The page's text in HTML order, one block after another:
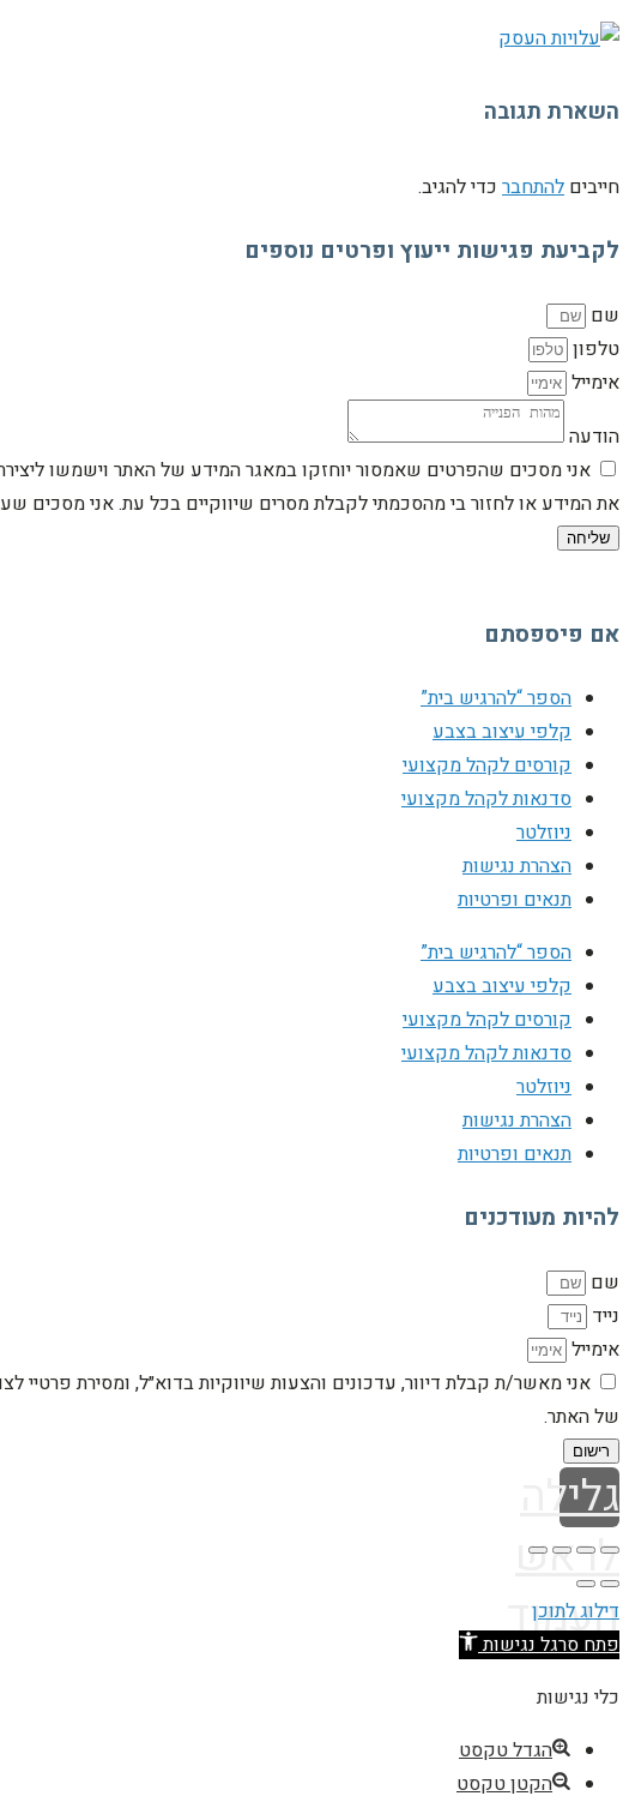
השארת תגובה
חייבים להתחבר כדי להגיב.
לקביעת פגישות ייעוץ ופרטים נוספים
שם
טלפון
אימייל
הודעה
אני מסכים שהפרטים שאמסור יוחזקו במאגר המידע של האתר וישמשו
את המידע או לחזור בי מהסכמתי לקבלת מסרים שיווקיים בכל עת. אני מסכים
שליחה
אם פיספסתם
הספר “להרגיש בית”
קלפי עיצוב בצבע
קורסים לקהל מקצועי
סדנאות לקהל מקצועי
ניוזלטר
הצהרת נגישות
תנאים ופרטיות
הספר “להרגיש בית”
קלפי עיצוב בצבע
קורסים לקהל מקצועי
סדנאות לקהל מקצועי
ניוזלטר
הצהרת נגישות
תנאים ופרטיות
להיות מעודכנים
שם
נייד
אימייל
אני מאשר/ת קבלת דיוור, עדכונים והצעות שיווקיות בדוא״ל, ומסירת
של האתר.
רישום
גלילה
לראש
העמוד
דילוג לתוכן
פתח סרגל נגישות
כלי נגישות
הגדל טקסט
הקטן טקסט